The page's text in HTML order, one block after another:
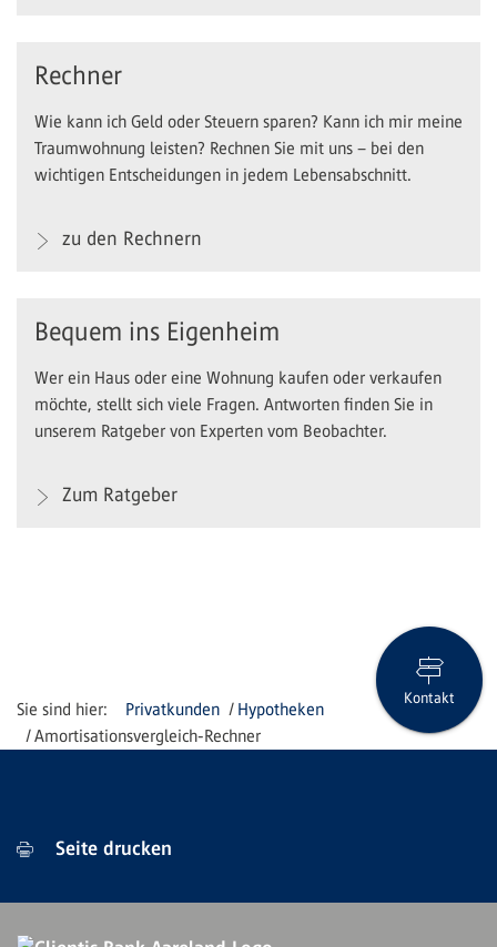
Rechner
Wie kann ich Geld oder Steuern sparen? Kann ich mir meine
Traumwohnung leisten? Rechnen Sie mit uns – bei den
wichtigen Entscheidungen in jedem Lebensabschnitt.
zu den Rechnern
Bequem ins Eigenheim
Wer ein Haus oder eine Wohnung kaufen oder verkaufen
möchte, stellt sich viele Fragen. Antworten finden Sie in
unserem Ratgeber von Experten vom Beobachter.
Zum Ratgeber
Privatkunden
Hypotheken
Amortisationsvergleich-Rechner
Kontakt
Seite drucken